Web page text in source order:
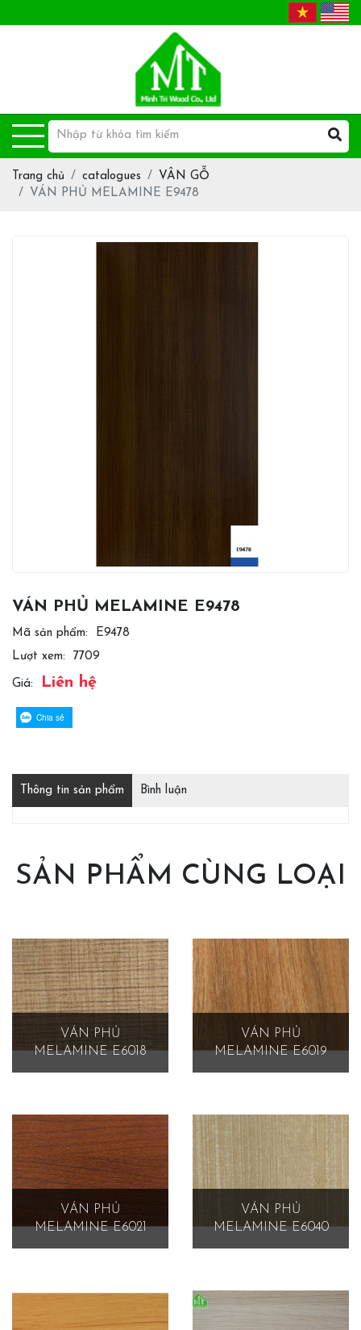
Trang chủ catalogues
VÂN GỖ
VÁN PHỦ MELAMINE E9478
VÁN PHỦ MELAMINE E9478
Mã sản phẩm:
E9478
Lượt xem:
7709
Giá: Liên hệ
Chia sẻ
Thông tin sản phẩm Bình luận
SẢN PHẨM CÙNG LOẠI
VÁN PHỦ
MELAMINE E6018
VÁN PHỦ
MELAMINE E6019
VÁN PHỦ
MELAMINE E6021
VÁN PHỦ
MELAMINE E6040